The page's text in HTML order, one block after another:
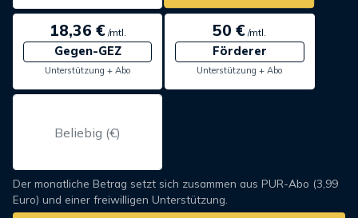
18,36 €/mtl.
Gegen-GEZ
Unterstützung + Abo
50 € /mtl.
Förderer
Unterstützung + Abo
Der monatliche Betrag setzt sich zusammen aus PUR-Abo (3,99
Euro) und einer freiwilligen Unterstützung.